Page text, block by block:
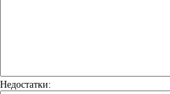
Недостатки: